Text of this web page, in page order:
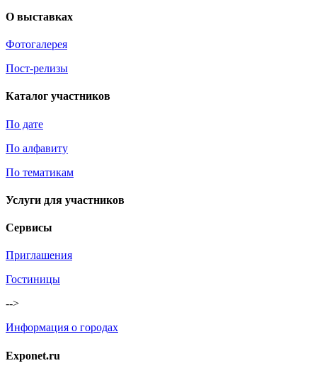
О выставках
Фотогалерея
Пост-релизы
Каталог участников
По дате
По алфавиту
По тематикам
Услуги для участников
Сервисы
Приглашения
Гостиницы
-->
Информация о городах
Exponet.ru